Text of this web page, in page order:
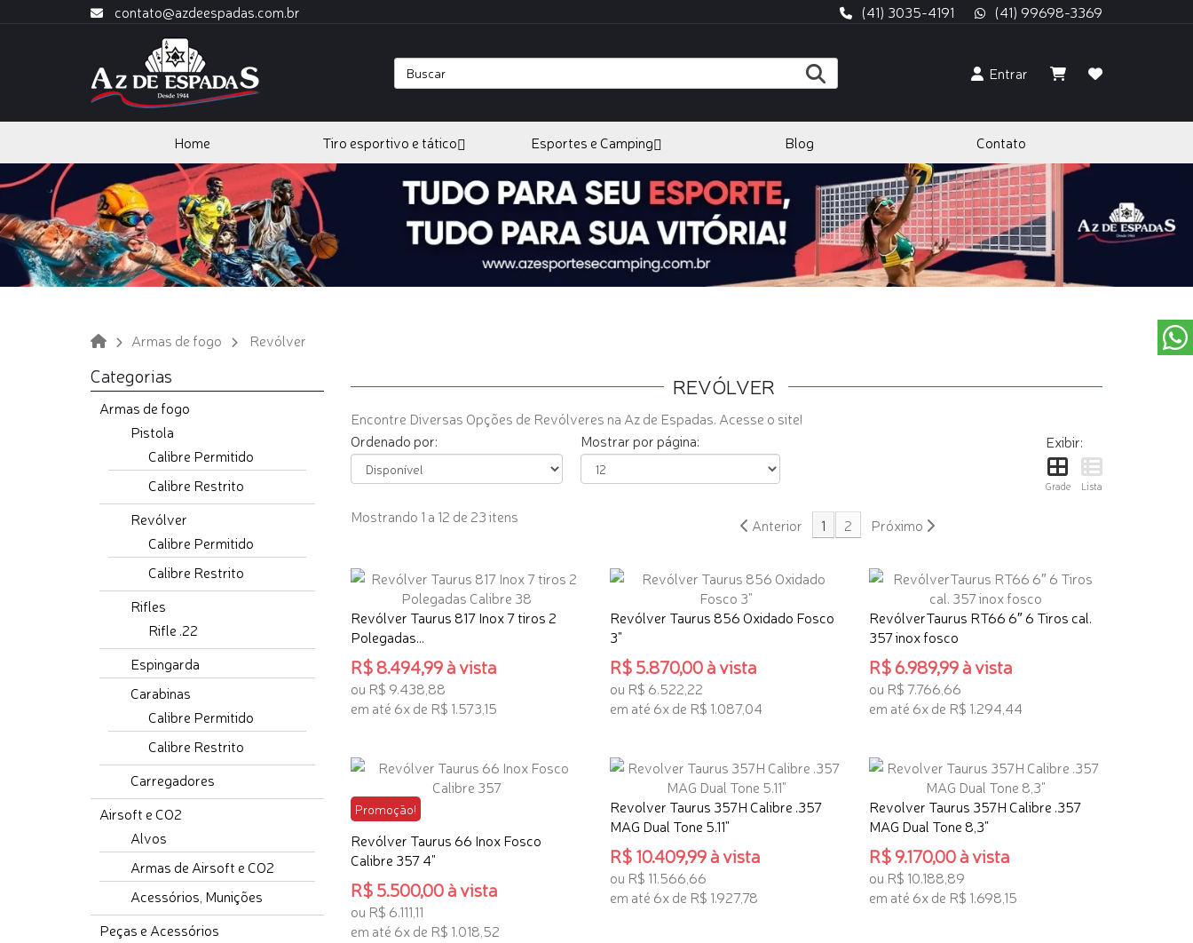
contato@azdeespadas.com.br (41) 3035-4191 (41) 99698-3369
Entrar
Home Tiro esportivo e tático Esportes e Camping Blog Contato
Armas de fogo Revólver
Categorias
Armas de fogo
Pistola
Calibre Permitido
Calibre Restrito
Revólver
Calibre Permitido
Calibre Restrito
Rifles
Rifle .22
Espingarda
Carabinas
Calibre Permitido
Calibre Restrito
Carregadores
Airsoft e CO2
Alvos
Armas de Airsoft e CO2
Acessórios, Munições
Peças e Acessórios
REVÓLVER
Encontre Diversas Opções de Revólveres na Az de Espadas. Acesse o site!
Exibir:
Grade Lista
Ordenado por: Mostrar por página:
Anterior 1 2 Próximo
Mostrando 1 a 12 de 23 itens
Revólver Taurus 817 Inox 7 tiros 2
Polegadas...
R$ 8.494,99 à vista
ou R$ 9.438,88
em até 6x de R$ 1.573,15
Revólver Taurus 856 Oxidado Fosco
3"
R$ 5.870,00 à vista
ou R$ 6.522,22
em até 6x de R$ 1.087,04
RevólverTaurus RT66 6″ 6 Tiros cal.
357 inox fosco
R$ 6.989,99 à vista
ou R$ 7.766,66
em até 6x de R$ 1.294,44
Promoção!
Revólver Taurus 66 Inox Fosco
Calibre 357 4"
R$ 5.500,00 à vista
ou R$ 6.111,11
em até 6x de R$ 1.018,52
Revolver Taurus 357H Calibre .357
MAG Dual Tone 5.11"
R$ 10.409,99 à vista
ou R$ 11.566,66
em até 6x de R$ 1.927,78
Revolver Taurus 357H Calibre .357
MAG Dual Tone 8,3"
R$ 9.170,00 à vista
ou R$ 10.188,89
em até 6x de R$ 1.698,15